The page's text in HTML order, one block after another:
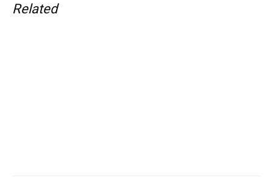
Related